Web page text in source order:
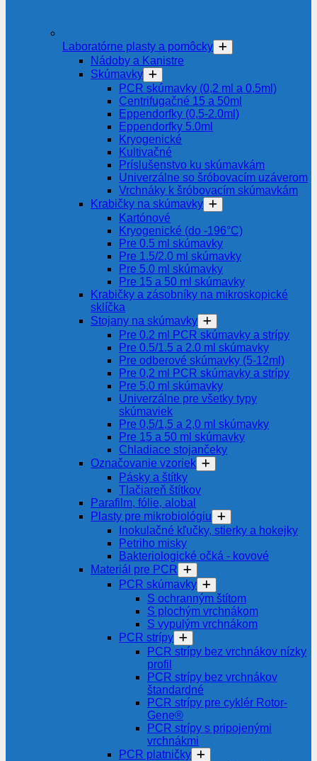
Laboratórne plasty a pomôcky
Nádoby a Kanistre
Skúmavky
PCR skúmavky (0,2 ml a 0,5ml)
Centrifugačné 15 a 50ml
Eppendorfky (0,5-2.0ml)
Eppendorfky 5.0ml
Kryogenické
Kultivačné
Príslušenstvo ku skúmavkám
Univerzálne so šróbovacím uzáverom
Vrchnáky k šróbovacím skúmavkám
Krabičky na skúmavky
Kartónové
Kryogenické (do -196°C)
Pre 0.5 ml skúmavky
Pre 1.5/2.0 ml skúmavky
Pre 5.0 ml skúmavky
Pre 15 a 50 ml skúmavky
Krabičky a zásobníky na mikroskopické
sklíčka
Stojany na skúmavky
Pre 0.2 ml PCR skúmavky a strípy
Pre 0.5/1.5 a 2.0 ml skúmavky
Pre odberové skúmavky (5-12ml)
Pre 0,2 ml PCR skúmavky a strípy
Pre 5.0 ml skúmavky
Univerzálne pre všetky typy
skúmaviek
Pre 0,5/1,5 a 2,0 ml skúmavky
Pre 15 a 50 ml skúmavky
Chladiace stojančeky
Označovanie vzoriek
Pásky a štítky
Tlačiareň štítkov
Parafilm, fólie, alobal
Plasty pre mikrobiológiu
Inokulačné kľučky, stierky a hokejky
Petriho misky
Bakteriologické očká - kovové
Materiál pre PCR
PCR skúmavky
S ochranným štítom
S plochým vrchnákom
S vypulým vrchnákom
PCR strípy
PCR strípy bez vrchnákov nízky
profil
PCR strípy bez vrchnákov
štandardné
PCR strípy pre cyklér Rotor-
Gene®
PCR strípy s pripojenými
vrchnákmi
PCR platničky